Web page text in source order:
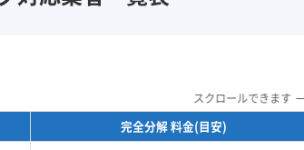
スクロールできます
完全分解 料金(目安)